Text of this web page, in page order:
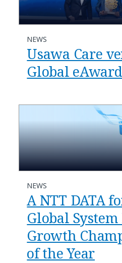
NEWS
Usawa Care
Global
NEWS
A NTT DATA
Global
Growth
of the Year